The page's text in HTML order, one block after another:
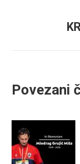
Povezani